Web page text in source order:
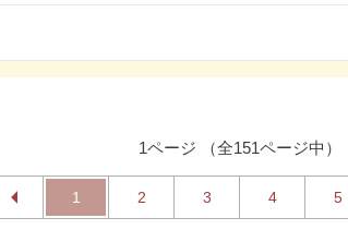
1ページ （全151ページ中）
1 2 3 4 5